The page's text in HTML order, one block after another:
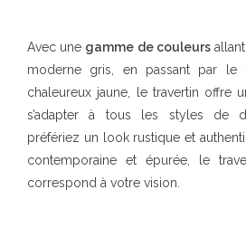
Avec une gamme de couleursallant
moderne gris, en passant par le
chaleureux jaune, le travertin offre
s’adapter à tous les styles de
préfériez un look rustique et
contemporaine et épurée, le
correspond à votre vision.